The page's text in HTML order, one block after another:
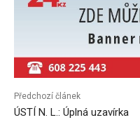
Předchozí článek
ÚSTÍ N. L.: Úplná uzavírka